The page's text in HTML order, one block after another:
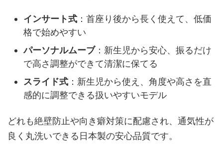
インサート式 ：首座り後から長く使えて、低価
格で始めやすい
パーソナルムーブ：新生児から安心、振るだけ
で高さ調整ができて清潔に保てる
スライド式 ：新生児から使え、角度や高さを直
感的に調整できる扱いやすいモデル
どれも絶壁防止や向き癖対策に配慮され、通気性が
良く丸洗いできる日本製の安心品質です。